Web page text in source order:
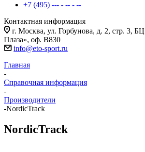
+7 (495) --- - -- - --
Контактная информация
г. Москва, ул. Горбунова, д. 2, стр. 3,
Плаза», оф. В830
info@eto-sport.ru
Главная
-
Справочная информация
-
Производители
-NordicTrack
NordicTrack